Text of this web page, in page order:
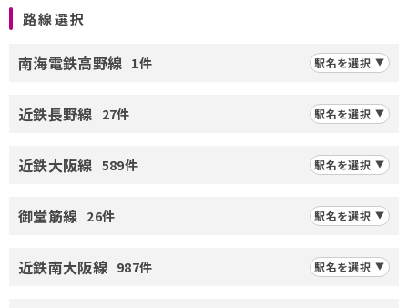
路線選択
南海電鉄高野線 1件 駅名を選択
近鉄長野線 27件 駅名を選択
近鉄大阪線 589件 駅名を選択
御堂筋線 26件 駅名を選択
近鉄南大阪線 987件 駅名を選択